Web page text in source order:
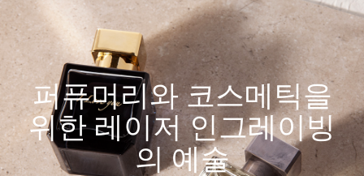
퍼퓨머리와 코스메틱을
위한 레이저 인그레이빙
의 예술